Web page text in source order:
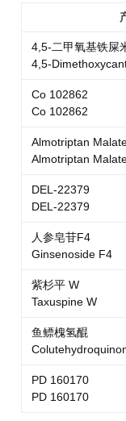
4,5-二甲氧基铁屎
4,5-
Co 102862
Co 102862
Almotriptan
Almotriptan
DEL-22379
DEL-22379
人参皂苷F4
Ginsenoside F4
紫杉平 W
Taxuspine W
鱼鳔槐氢醌
PD 160170
PD 160170